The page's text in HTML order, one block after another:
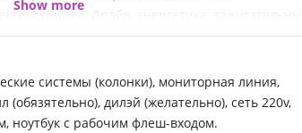
Драйв, энергетика, зажигательные
Show more
системы (колонки), мониторная линия,
дилэй (желательно), сеть 220v,
ноутбук с рабочим флеш-входом.